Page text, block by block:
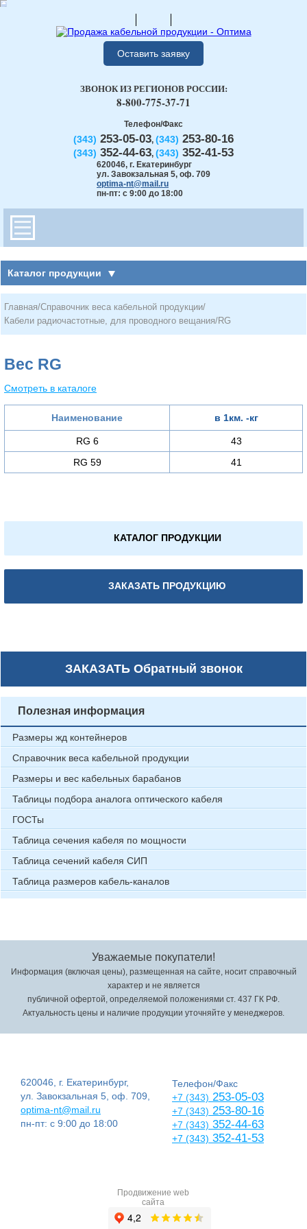
Оставить заявку
Телефон/Факс
(343) 253-05-03, (343) 253-80-16
(343) 352-44-63, (343) 352-41-53
620046, г. Екатеринбург
ул. Завокзальная 5, оф. 709
optima-nt@mail.ru
пн-пт: с 9:00 до 18:00
ЗВОНОК ИЗ РЕГИОНОВ РОССИИ:
8-800-775-37-71
Каталог продукции
Главная/Справочник веса кабельной продукции/
Кабели радиочастотные, для проводного вещания/RG
Вес RG
Смотреть в каталоге
Наименование в 1км. -кг
RG 6
43
RG 59
41
КАТАЛОГ ПРОДУКЦИИ
ЗАКАЗАТЬ ПРОДУКЦИЮ
ЗАКАЗАТЬОбратный звонок
Полезная информация
Размеры жд контейнеров
Справочник веса кабельной продукции
Размеры и вес кабельных барабанов
Таблицы подбора аналога оптического кабеля
ГОСТы
Таблица сечения кабеля по мощности
Таблица сечений кабеля СИП
Таблица размеров кабель-каналов
Уважаемые покупатели!
Информация (включая цены), размещенная на сайте, носит справочный
характер и не является
публичной офертой, определяемой положениями ст. 437 ГК РФ.
Актуальность цены и наличие продукции уточняйте у менеджеров.
620046, г. Екатеринбург,
ул. Завокзальная 5, оф. 709,
optima-nt@mail.ru
пн-пт: с 9:00 до 18:00
Телефон/Факс
+7 (343) 253-05-03
+7 (343) 253-80-16
+7 (343) 352-44-63
+7 (343) 352-41-53
Продвижение web
сайта